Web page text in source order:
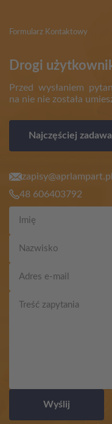
Formularz Kontaktowy
Drogi
Przed wysłaniem
na nie nie została
Najczęściej
zapisy@aprlampart.pl
48 606403792
Wyślij